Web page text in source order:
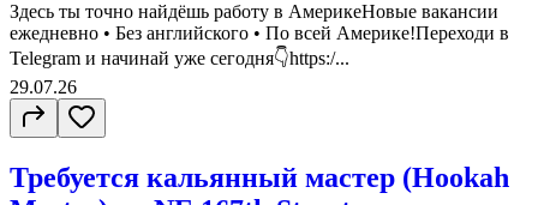
Здесь ты точно найдёшь работу в АмерикеНовые вакансии
ежедневно • Без английского • По всей Америке!Переходи в
Telegram и начинай уже сегодня👇https:/...
29.07.26
Требуется кальянный мастер (Hookah